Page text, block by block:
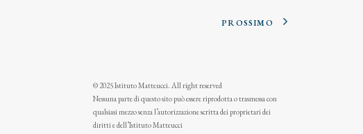
PROSSIMO
© 2025 Istituto Matteucci. All right reserved
Nessuna parte di questo sito può essere riprodotta o trasmessa con
qualsiasi mezzo senza l’autorizzazione scritta dei proprietari dei
diritti e dell’Istituto Matteucci